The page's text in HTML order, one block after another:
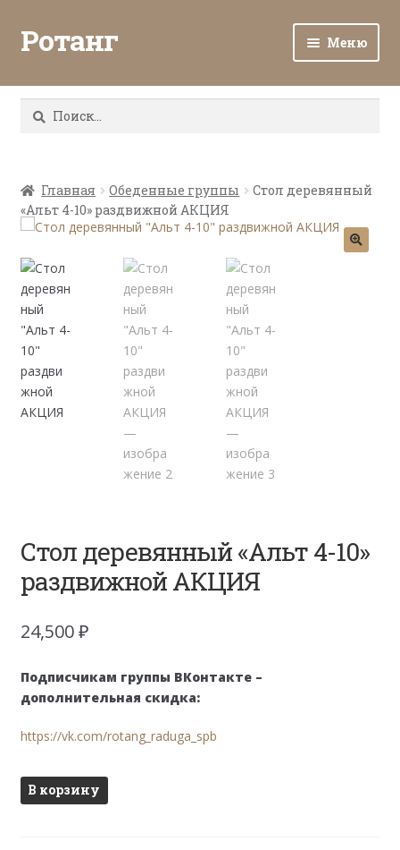
Ротанг Меню
Каталог
Все о ротанге
Ротанг оптом
Контакты
Найти:
Главная Обеденные группы
Стол деревянный
«Альт 4-10» раздвижной АКЦИЯ
Стол деревянный «Альт 4-10»
раздвижной АКЦИЯ
24,500₽
Подписчикам группы ВКонтакте –
дополнительная скидка:
https://vk.com/rotang_raduga_spb
Количество
товара
В корзину